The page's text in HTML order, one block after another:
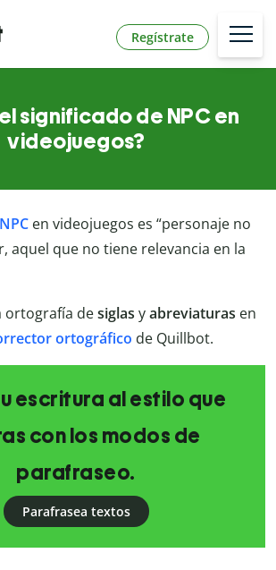
Regístrate
significado de NPC en
videojuegos?
en videojuegos es “personaje no
aquel que no tiene relevancia en la
ortografía desiglas yabreviaturas en
ortográfico de Quillbot.
escritura al estilo que
con los modos de
parafraseo.
Parafrasea textos